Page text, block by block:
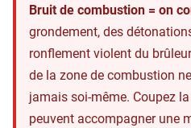
Bruit de combustion = on
grondement, des
ronflement violent du
de la zone de combustion
jamais soi-même. Coupez
peuvent accompagner une